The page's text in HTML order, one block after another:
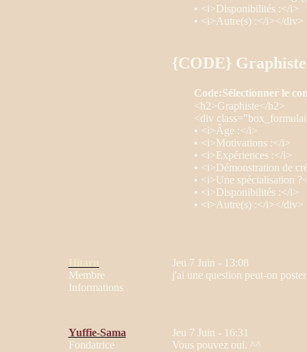
• <i>Disponibilités :</i>
• <i>Autre(s) :</i></div>
{CODE} Graphiste
Code:Sélectionner le
<h2>Graphiste</h2>
<div
• <i>Âge :</i>
• <i>Motivations :</i>
• <i>Expériences :</i>
• <i>Démonstration de
• <i>Une spécialisation
• <i>Disponibilités :</i>
• <i>Autre(s) :</i></div>
Membre
Informations
Jeu 7 Juin - 13:08
j'ai une question peut-on
Yuffie-Sama
Fondatrice
Jeu 7 Juin - 16:31
Vous pouvez oui. ^^